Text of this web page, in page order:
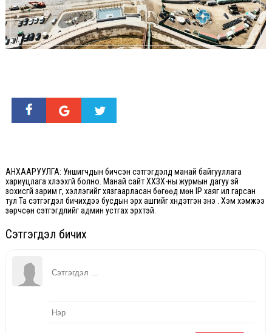
АНХААРУУЛГА: Уншигчдын бичсэн сэтгэгдэлд манай байгууллага
хариуцлага хүлээхгүй болно. Манай сайт ХХЗХ-ны журмын дагуу зүй
зохисгүй зарим үг, хэллэгийг хязгаарласан бөгөөд мөн IP хаяг ил гарсан
тул Та сэтгэгдэл бичихдээ бусдын эрх ашгийг хүндэтгэн үзнэ үү. Хэм хэмжээ
зөрчсөн сэтгэгдлийг админ устгах эрхтэй.
Сэтгэгдэл бичих